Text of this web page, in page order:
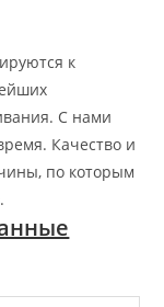
к
С нами
Качество и
по которым